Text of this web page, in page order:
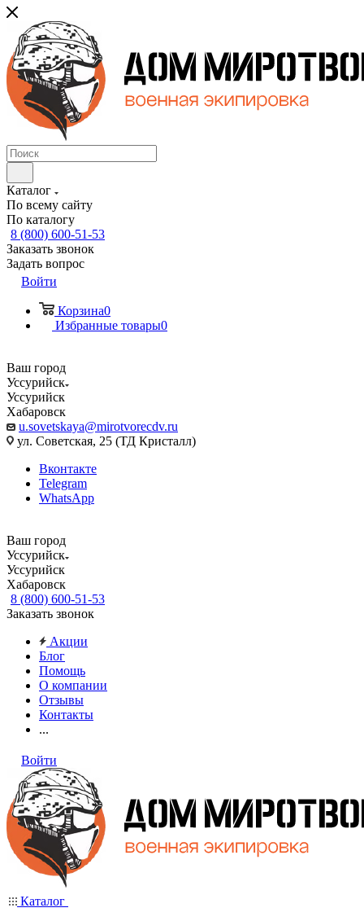
Каталог
По всему сайту
По каталогу
8 (800) 600-51-53
Заказать звонок
Задать вопрос
Войти
Корзина0
Избранные товары0
Ваш город
Уссурийск
Уссурийск
Хабаровск
u.sovetskaya@mirotvorecdv.ru
ул. Советская, 25 (ТД Кристалл)
Вконтакте
Telegram
WhatsApp
Ваш город
Уссурийск
Уссурийск
Хабаровск
8 (800) 600-51-53
Заказать звонок
Акции
Блог
Помощь
О компании
Отзывы
Контакты
...
Войти
Каталог